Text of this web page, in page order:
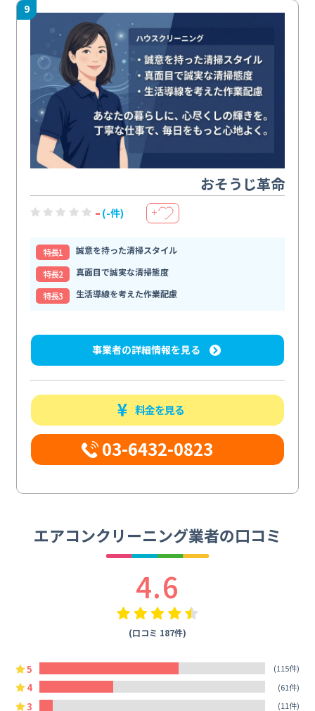
9
おそうじ革命
- (-件) ＋
特⻑1
誠意を持った清掃スタイル
特⻑2
真面目で誠実な清掃態度
特⻑3
生活導線を考えた作業配慮
事業者の詳細情報を見る
料金を見る
03-6432-0823
エアコンクリーニング業者の口コミ
4.6
(口コミ 187件)
5 (115件)
4 (61件)
3 (11件)